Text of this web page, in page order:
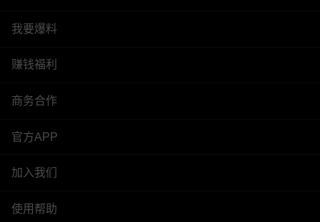
我要爆料
赚钱福利
商务合作
官方APP
加入我们
使用帮助